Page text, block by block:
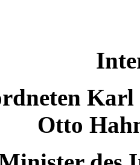
Otto